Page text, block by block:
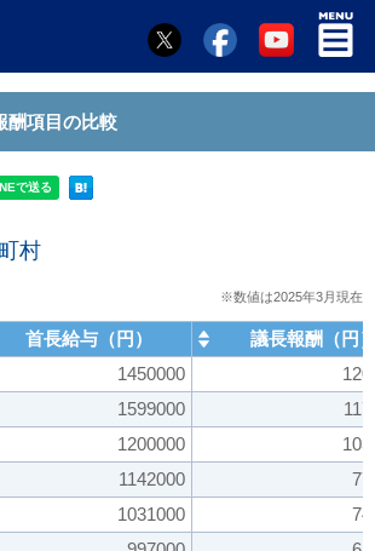
酬項目の比較
村
※数値は2025年3月現在
首長給与（円）
議長報酬（円
1450000
1599000
1200000
1142000
1031000